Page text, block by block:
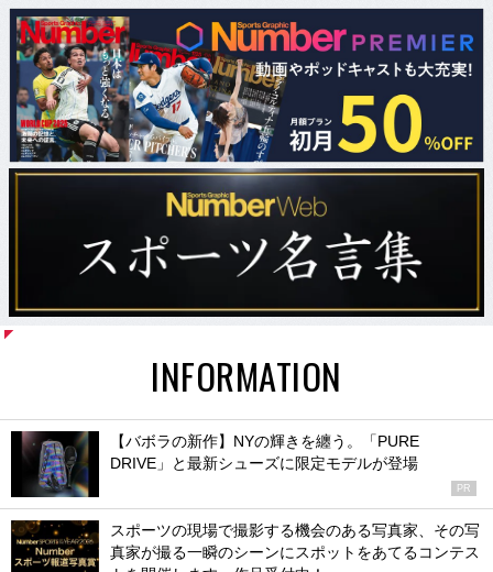
INFORMATION
【バボラの新作】NYの輝きを纏う。「PURE
DRIVE」と最新シューズに限定モデルが登場
PR
スポーツの現場で撮影する機会のある写真家、その写
真家が撮る一瞬のシーンにスポットをあてるコンテス